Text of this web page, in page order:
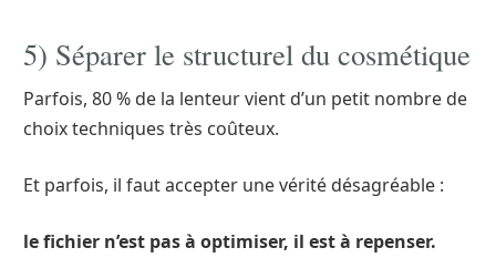
5) Séparer le structurel du cosmétique
Parfois, 80 % de la lenteur vient d’un petit nombre de
choix techniques très coûteux.
Et parfois, il faut accepter une vérité désagréable :
le fichier n’est pas à optimiser, il est à repenser.